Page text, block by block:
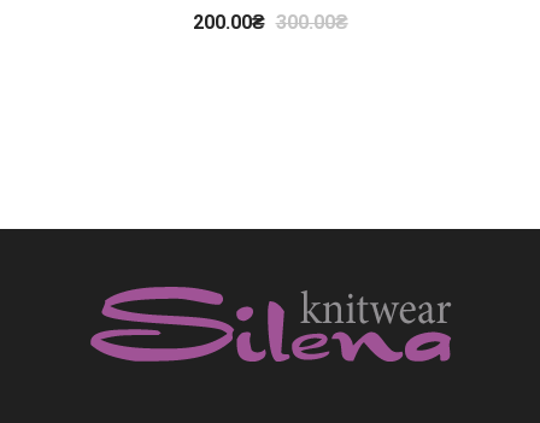
200.00₴ 300.00₴